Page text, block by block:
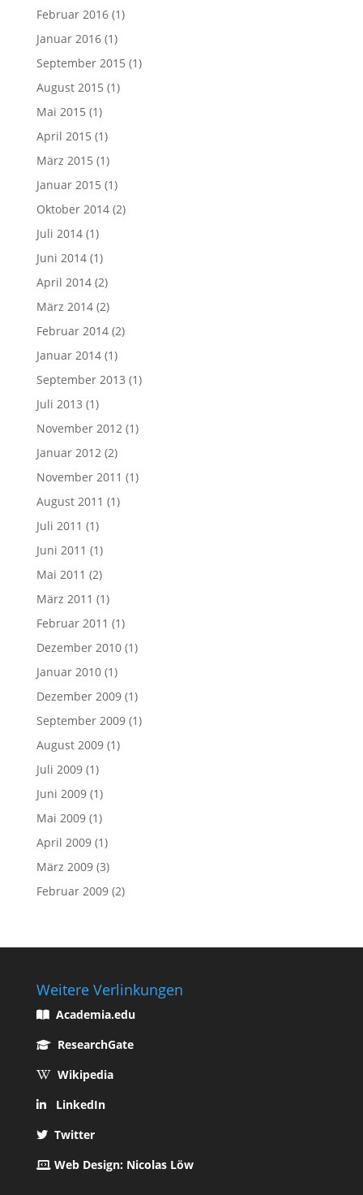
Februar 2016(1)
Januar 2016(1)
September 2015 (1)
August 2015 (1)
Mai 2015 (1)
April 2015 (1)
März 2015 (1)
Januar 2015 (1)
Oktober 2014(2)
Juli 2014(1)
Juni 2014(1)
April 2014(2)
März 2014(2)
Februar 2014(2)
Januar 2014(1)
September 2013 (1)
Juli 2013 (1)
November 2012(1)
Januar 2012(2)
November 2011 (1)
August 2011 (1)
Juli 2011 (1)
Juni 2011 (1)
Mai 2011 (2)
März 2011 (1)
Februar 2011 (1)
Dezember 2010(1)
Januar 2010(1)
Dezember 2009(1)
September 2009(1)
August 2009(1)
Juli 2009(1)
Juni 2009(1)
Mai 2009(1)
April 2009(1)
März 2009(3)
Februar 2009(2)
Weitere Verlinkungen
Academia.edu
ResearchGate
Wikipedia
LinkedIn
Twitter
Web Design: Nicolas Löw